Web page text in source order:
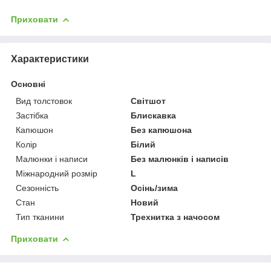
Приховати
Характеристики
Основні
Вид толстовок
Світшот
Застібка
Блискавка
Капюшон
Без капюшона
Колір
Білий
Малюнки і написи
Без малюнків і написів
Міжнародний розмір
L
Сезонність
Осінь/зима
Стан
Новий
Тип тканини
Трехнитка з начосом
Приховати